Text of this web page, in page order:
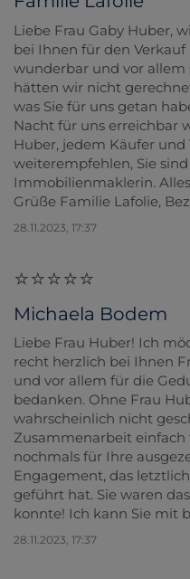
Liebe Frau Gaby Huber,
bei Ihnen für den Verkauf
wunderbar und vor
hätten wir nicht
was Sie für uns getan
Nacht für uns erreichbar
Huber, jedem Käufer
weiterempfehlen, Sie
Immobilienmaklerin.
Grüße Familie Lafolie,
28.11.2023, 17:37
Michaela Bodem
Liebe Frau Huber! Ich
recht herzlich bei Ihnen
und vor allem für die
bedanken. Ohne Frau
wahrscheinlich nicht
Zusammenarbeit
nochmals für Ihre
Engagement, das
geführt hat. Sie waren
konnte! Ich kann Sie mit
28.11.2023, 17:37